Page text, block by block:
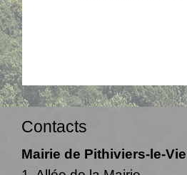
Contacts
Mairie de Pithiviers-le-